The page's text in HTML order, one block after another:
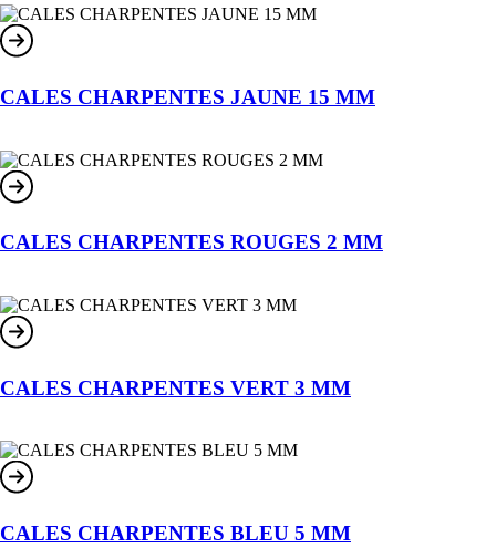
CALES CHARPENTES JAUNE 15 MM
CALES CHARPENTES ROUGES 2 MM
CALES CHARPENTES VERT 3 MM
CALES CHARPENTES BLEU 5 MM